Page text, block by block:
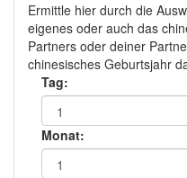
Ermittle hier durch die
eigenes oder auch das
Partners oder deiner
chinesisches Geburtsjahr
Tag:
Monat: